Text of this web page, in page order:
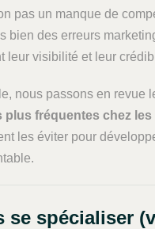
pas un manque de
bien des erreurs
leur visibilité et leur
nous passons en revue
plus fréquentes chez
les éviter pour
se spécialiser